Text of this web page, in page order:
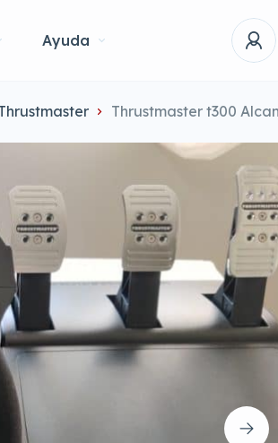
Ayuda
Thrustmaster t300